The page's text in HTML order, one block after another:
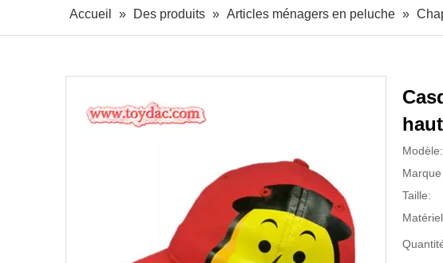
Accueil » Des produits » Articles ménagers en peluche »
Modèle:
Taille: